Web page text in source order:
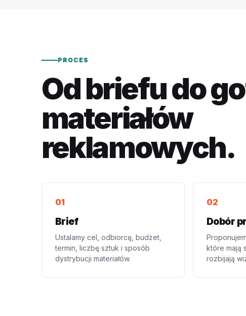
PROCES
Od briefu do
materiałów
reklamowych.
Brief
Ustalamy cel, odbiorcę, budżet,
termin, liczbę sztuk i sposób
dystrybucji materiałów.
Dobór
które mają
rozbijają